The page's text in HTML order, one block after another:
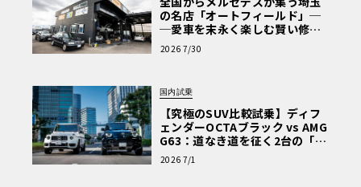
の名店「オートフィールド」─
─愛車を末永く楽しむ賢い修理
術と、プロがフックス製オイル
を選ぶ理由〈PR〉
2026 7/30
国内試乗
【究極のSUV比較試乗】ディフ
ェンダーOCTAブラック vs AMG
G63：道なき道を征く2台の「対
極的アプローチ」
2026 7/1